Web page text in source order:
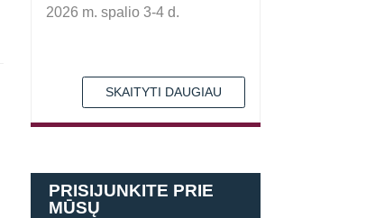
2026 m. spalio 3-4 d.
SKAITYTI DAUGIAU
PRISIJUNKITE PRIE
MŪSŲ